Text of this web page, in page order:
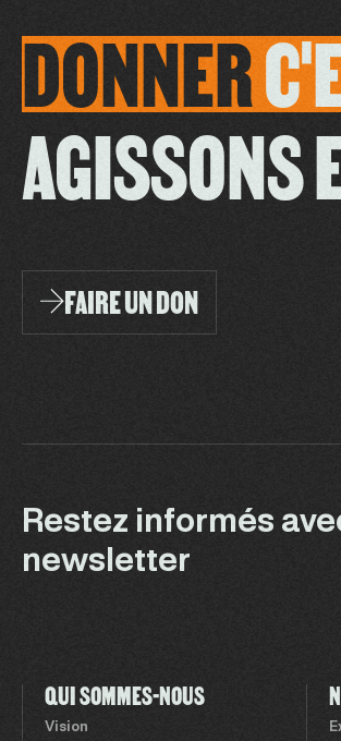
DONNER
AGISSONS
FAIRE UN DON
Restez informés
newsletter
QUI SOMMES-NOUS
Vision